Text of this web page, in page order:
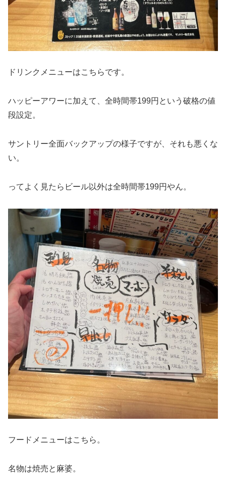
ドリンクメニューはこちらです。
ハッピーアワーに加えて、全時間帯199円という破格の値
段設定。
サントリー全面バックアップの様子ですが、それも悪くな
い。
ってよく見たらビール以外は全時間帯199円やん。
フードメニューはこちら。
名物は焼売と麻婆。